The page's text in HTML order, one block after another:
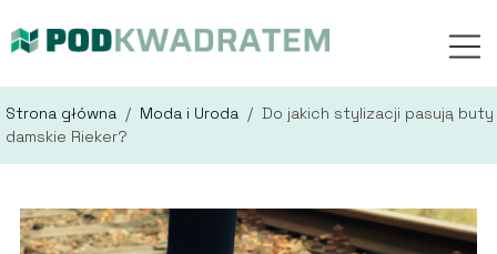
Strona główna / Moda i Uroda / Do jakich stylizacji pasują buty
damskie Rieker?